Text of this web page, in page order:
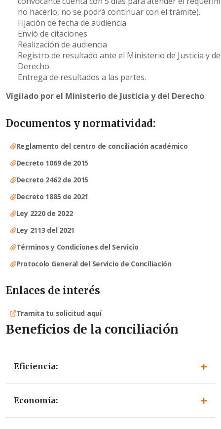
no hacerlo, no se podrá continuar con el trámite).
Fijación de fecha de audiencia
Envió de citaciones
Realización de audiencia
Registro de resultado ante el Ministerio de Justicia y
Derecho.
Entrega de resultados a las partes.
Vigilado por el Ministerio de Justicia y del Derecho.
Enlaces de interés
Tramita tu solicitud aquí
Documentos y normatividad:
Reglamento del centro de conciliación académico
Decreto 1069 de 2015
Decreto 2462 de 2015
Decreto 1885 de 2021
Ley 2220 de 2022
Ley 2113 del 2021
Términos y Condiciones del Servicio
Protocolo General del Servicio de Conciliación
Beneficios de la conciliación
Eficiencia:
Economía: